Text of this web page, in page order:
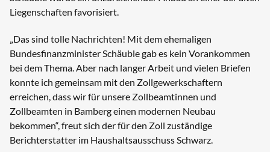
Liegenschaften favorisiert.
„Das sind tolle Nachrichten! Mit dem ehemaligen
Bundesfinanzminister Schäuble gab es kein Vorankommen
bei dem Thema. Aber nach langer Arbeit und vielen Briefen
konnte ich gemeinsam mit den Zollgewerkschaftern
erreichen, dass wir für unsere Zollbeamtinnen und
Zollbeamten in Bamberg einen modernen Neubau
bekommen“, freut sich der für den Zoll zuständige
Berichterstatter im Haushaltsausschuss Schwarz.